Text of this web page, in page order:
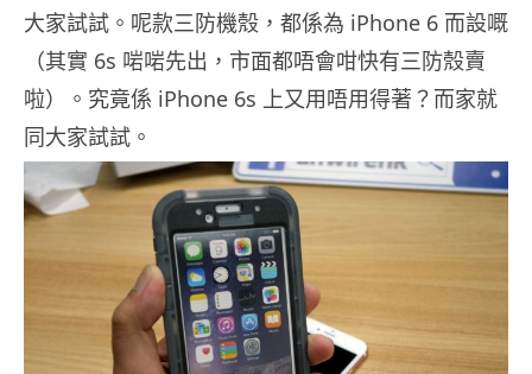
大家試試。呢款三防機殼，都係為 iPhone 6 而設嘅
（其實 6s 啱啱先出，市面都唔會咁快有三防殼賣
啦）。究竟係 iPhone 6s 上又用唔用得著？而家就
同大家試試。